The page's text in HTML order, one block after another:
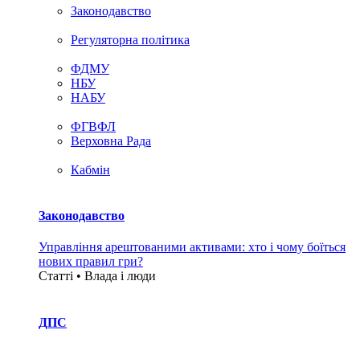
Законодавство
Регуляторна політика
ФДМУ
НБУ
НАБУ
ФГВФЛ
Верховна Рада
Кабмін
Законодавство
Управління арештованими активами: хто і чому боїться
нових правил гри?
Статті • Влада i люди
ДПС